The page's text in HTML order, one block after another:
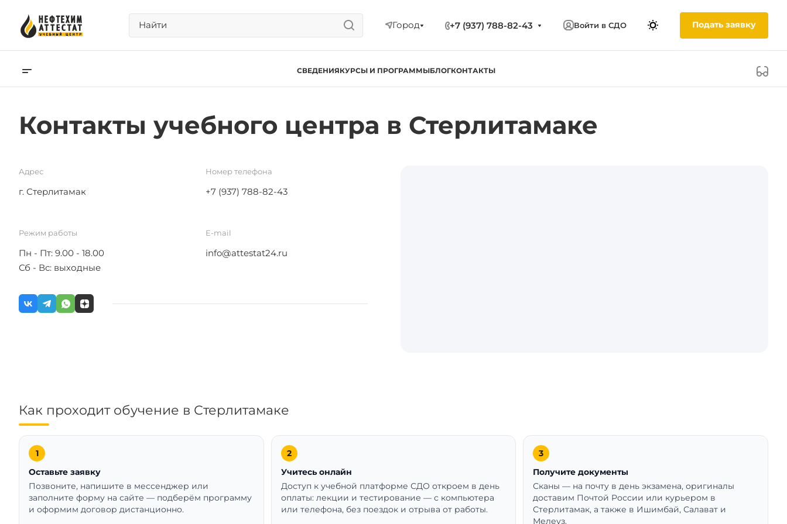
Город +7 (937) 788-82-43 Войти в СДО Подать заявку
СВЕДЕНИЯКУРСЫ И ПРОГРАММЫБЛОГКОНТАКТЫ
Контакты учебного центра в Стерлитамаке
Адрес
г. Стерлитамак
Номер телефона
+7 (937) 788-82-43
Режим работы
Пн - Пт: 9.00 - 18.00
Сб - Вс: выходные
E-mail
info@attestat24.ru
Как проходит обучение в Стерлитамаке
Оставьте заявку
Позвоните, напишите в мессенджер или
заполните форму на сайте — подберём программу
и оформим договор дистанционно.
Учитесь онлайн
Доступ к учебной платформе СДО откроем в день
оплаты: лекции и тестирование — с компьютера
или телефона, без поездок и отрыва от работы.
Получите документы
Сканы — на почту в день экзамена, оригиналы
доставим Почтой России или курьером в
Стерлитамак, а также в Ишимбай, Салават и
Мелеуз.